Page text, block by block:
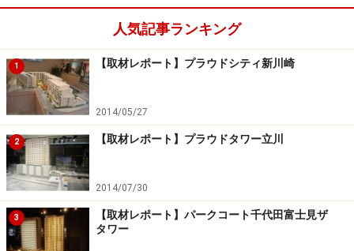
人気記事ランキング
1 【取材レポート】プラウドシティ新川崎
2014/05/27
2 【取材レポート】プラウドタワー立川
2014/07/30
3
【取材レポート】パークコート千代田富士見ザ
タワー